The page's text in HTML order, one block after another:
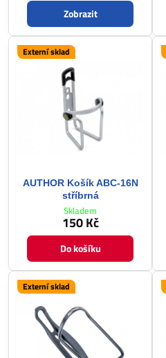
Zobrazit
Externí sklad
AUTHOR Košík ABC-16N
stříbrná
Skladem
150 Kč
Do košíku
Externí sklad